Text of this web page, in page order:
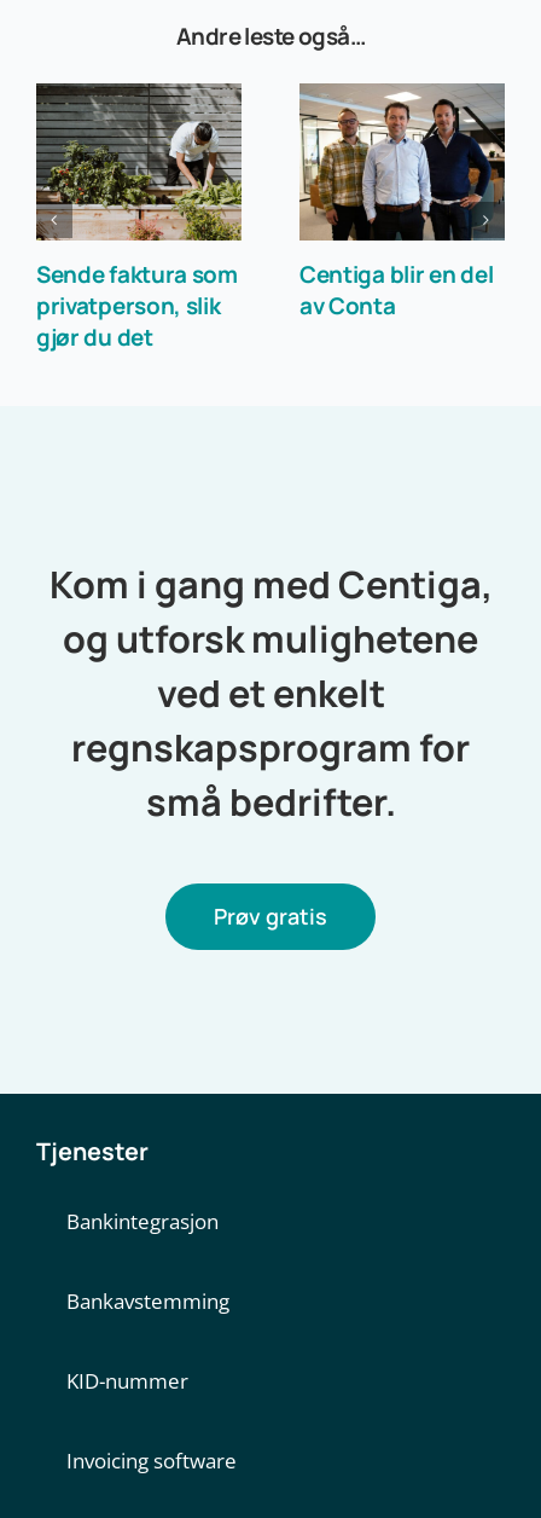
Andre leste også…
Sende faktura som
privatperson, slik
gjør du det
Centiga blir en del
av Conta
Kom i gang med Centiga,
og utforsk mulighetene
ved et enkelt
regnskapsprogram for
små bedrifter.
Prøv gratis
Tjenester
Bankintegrasjon
Bankavstemming
KID-nummer
Invoicing software